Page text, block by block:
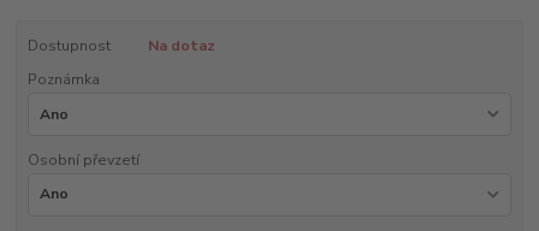
Dostupnost
Na dotaz
Poznámka
Osobní převzetí